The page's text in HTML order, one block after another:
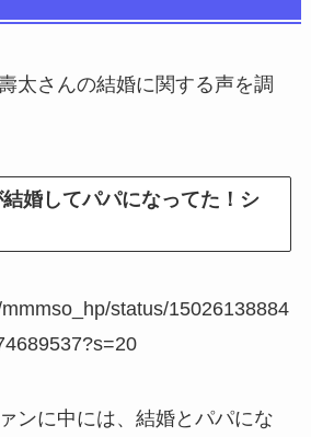
太さんの結婚に関する声を調
婚してパパになってた！シ
status/15026138884
ンに中には、結婚とパパにな